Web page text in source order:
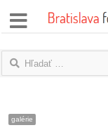
správy
názory
galérie